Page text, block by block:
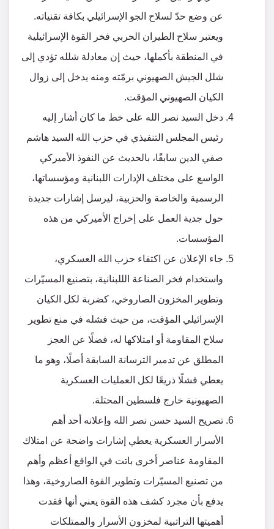
عن وضع حدّ لسلاح الجو الإسرائيلي بكافة تقنياته.
ويعتبر سلاح الطيران الحربي فخر القوة الإسرائيلية
في المنطقة بأكملها، حيث إن معادلة شلله تؤدي إلى
شلل الجيش الصهيوني برمّته ومنه يدخل إلى زوال
الكيان الصهيوني المؤقت.
دخل السيد نصر الله على خط ما كان أشار إليه
رئيس المجلس التنفيذي في حزب الله السيد هاشم
صفي الدين سابقًا، بالحديث عن النفوذ الأميركي
الواسع على مختلف الإدارات اللبنانية ومؤسساتها،
الرسمية والخاصة والحزبية، ليرسل إشارات جديدة
حول جدية العمل على إخراج الأميركي من هذه
المؤسسات.
جاء الإعلان عن اكتفاء حزب الله العسكري،
واستخدام فخر الصناعة الللبنانية، بتصنيع المسيّرات
وتطوير المخزون الصاروخي، كضربة لكل الكيان
الإسرائيلي المؤقت، من حيث فشله في منع تطوير
سلاح المقاومة أو امتلاكها له، فضلًا عن العجز
المطلق عن تدمير الترسانة السابقة أصلًا، وهو ما
يعطي فشلًا ذريعًا لكل العمليات العسكرية
الصهيونية خارج فلسطين المحتلة.
تصريح السيد حسن نصر الله وإعلانه أحد أهم
الأسرار العسكرية يعطي إشارات واضحة عن امتلاك
المقاومة عناصر أخرى باتت في الواقع أعظم وأهم
من تصنيع المسيّرات وتطوير القوة الصاروخية، وهذا
يدفع بأن مجرد كشف هذه القوة يعني أنها فقدت
أهميتها التراتبية لمخزون الأسرار والممتلكات